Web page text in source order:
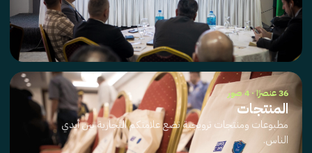
36 عنصرًا · 4 صور
المنتجات
مطبوعات ومنتجات ترويجية تضع علامتكم التجارية بين أيدي
الناس.